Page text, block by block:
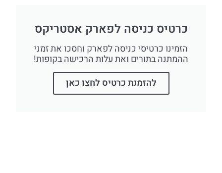
כרטיס כניסה לפארק אסטריקס
הזמינו כרטיסי כניסה לפארק וחסכו את זמני
ההמתנה בתורים ואת עלות הרכישה בקופות!
להזמנת כרטיס לחצו כאן